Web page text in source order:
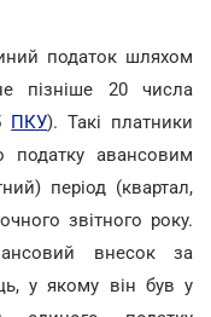
податок шляхом
пізніше 20 числа
ПКУ). Такі платники
податку авансовим
період (квартал,
звітного року.
внесок за
у якому він був у